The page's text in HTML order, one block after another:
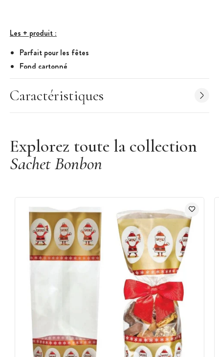
Les + produit :
Parfait pour les fêtes
Fond cartonné
Dimensions : 14 x 30,5 cm
Caractéristiques
Explorez toute la collection
Sachet Bonbon